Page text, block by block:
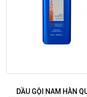
DẦU GỘI NAM HÀN